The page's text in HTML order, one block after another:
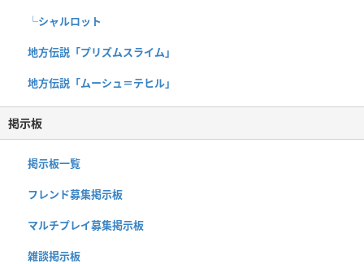
└シャルロット
地方伝説「プリズムスライム」
地方伝説「ムーシュ＝テヒル」
掲示板
掲示板一覧
フレンド募集掲示板
マルチプレイ募集掲示板
雑談掲示板